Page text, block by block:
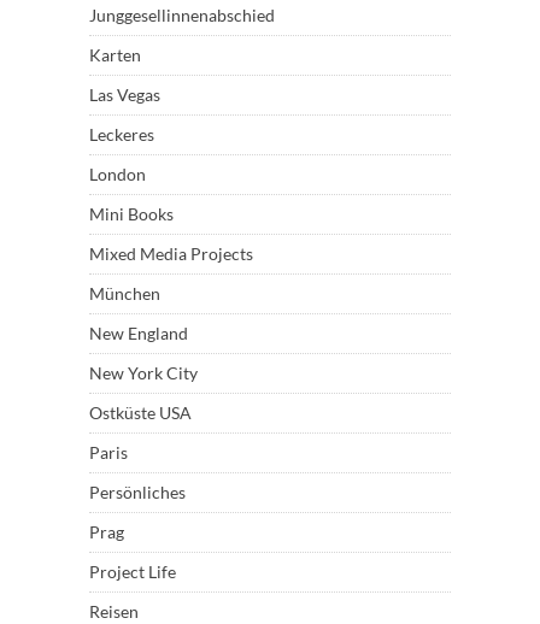
Junggesellinnenabschied
Karten
Las Vegas
Leckeres
London
Mini Books
Mixed Media Projects
München
New England
New York City
Ostküste USA
Paris
Persönliches
Prag
Project Life
Reisen